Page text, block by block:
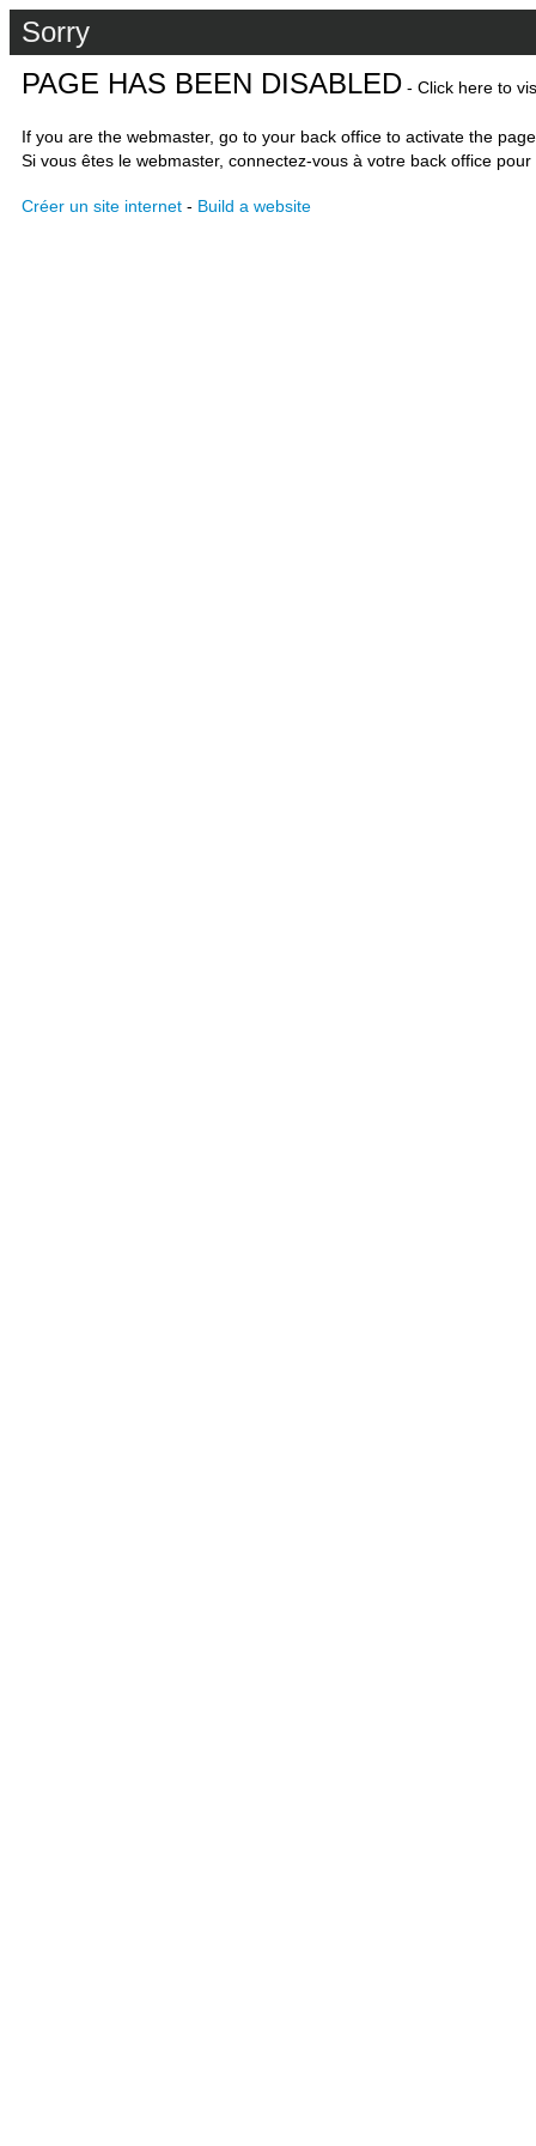
Sorry
PAGE HAS BEEN DISABLED - Click here to
If you are the webmaster, go to your back office to activate the
Si vous êtes le webmaster, connectez-vous à votre back office
Créer un site internet - Build a website